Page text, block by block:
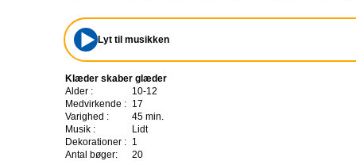
Lyt til musikken
Klæder skaber glæder
Alder :
10-12
Medvirkende : 17
Varighed :
45 min.
Musik :
Lidt
Dekorationer : 1
Antal bøger:
20